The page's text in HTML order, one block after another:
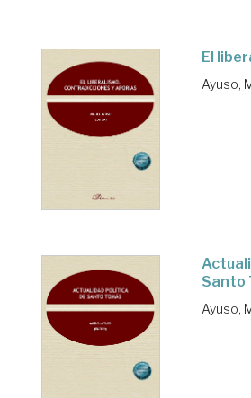
El
Ayuso,
Santo
Ayuso,